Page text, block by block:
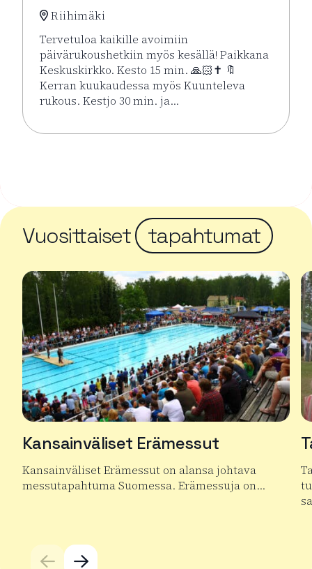
Riihimäki
Tervetuloa kaikille avoimiin
päivärukoushetkiin myös kesällä! Paikkana
Keskuskirkko. Kesto 15 min. 🙏🏻✝️ 🔖
Kerran kuukaudessa myös Kuunteleva
rukous. Kestjo 30 min. ja…
Lue lisää tapahtumasta Kesän rukoushetket
Vuosittaiset tapahtumat
Kansainväliset Erämessut
Kansainväliset Erämessut on alansa johtava
messutapahtuma Suomessa. Erämessuja on…